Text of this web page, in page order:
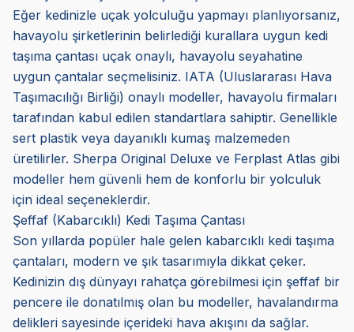
Eğer kedinizle uçak yolculuğu yapmayı planlıyorsanız,
havayolu şirketlerinin belirlediği kurallara uygun kedi
taşıma çantası uçak onaylı, havayolu seyahatine
uygun çantalar seçmelisiniz. IATA (Uluslararası Hava
Taşımacılığı Birliği) onaylı modeller, havayolu firmaları
tarafından kabul edilen standartlara sahiptir. Genellikle
sert plastik veya dayanıklı kumaş malzemeden
üretilirler. Sherpa Original Deluxe ve Ferplast Atlas gibi
modeller hem güvenli hem de konforlu bir yolculuk
için ideal seçeneklerdir.
Şeffaf (Kabarcıklı) Kedi Taşıma Çantası
Son yıllarda popüler hale gelen kabarcıklı kedi taşıma
çantaları, modern ve şık tasarımıyla dikkat çeker.
Kedinizin dış dünyayı rahatça görebilmesi için şeffaf bir
pencere ile donatılmış olan bu modeller, havalandırma
delikleri sayesinde içerideki hava akışını da sağlar.